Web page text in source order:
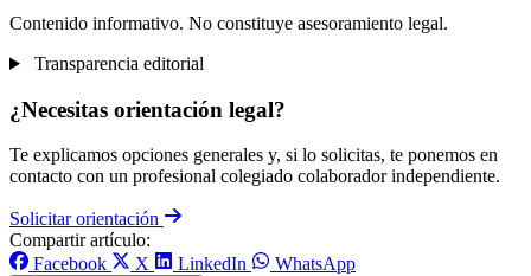
Contenido informativo. No constituye asesoramiento legal.
Transparencia editorial
¿Necesitas orientación legal?
Te explicamos opciones generales y, si lo solicitas, te ponemos en
contacto con un profesional colegiado colaborador independiente.
Solicitar orientación
Compartir artículo:
Facebook
X LinkedIn WhatsApp